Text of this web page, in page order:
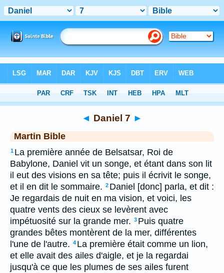
> Daniel 7
◄ Daniel 7 ►
Martin Bible
1 La première année de Belsatsar, Roi de
Babylone, Daniel vit un songe, et étant dans son lit
il eut des visions en sa tête; puis il écrivit le songe,
et il en dit le sommaire. 2 Daniel [donc] parla, et dit :
Je regardais de nuit en ma vision, et voici, les
quatre vents des cieux se levèrent avec
impétuosité sur la grande mer. 3 Puis quatre
grandes bêtes montèrent de la mer, différentes
l'une de l'autre. 4 La première était comme un lion,
et elle avait des ailes d'aigle, et je la regardai
jusqu'à ce que les plumes de ses ailes furent